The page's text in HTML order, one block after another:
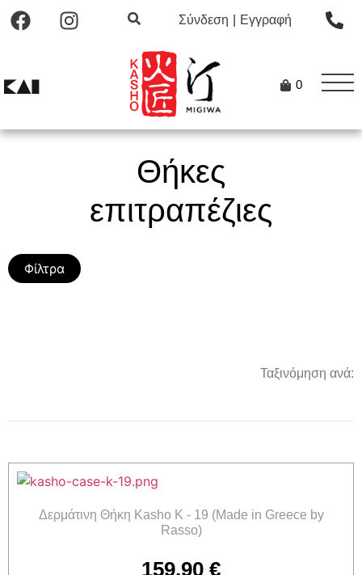
Σύνδεση Εγγραφή
0
Θήκες
επιτραπέζιες
Φίλτρα
Ταξινόμηση ανά:
Δερμάτινη Θήκη Kasho K - 19 (Made in Greece by
Rasso)
159,90 €